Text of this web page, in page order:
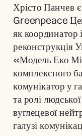
Хрісто Панчев
Greenpeace
як координатор
реконструкція
«Модель Еко
комплексного
комунікатор у
та ролі
вуглецевої
галузі